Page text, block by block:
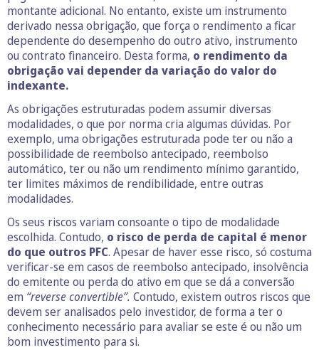
montante adicional. No entanto, existe um instrumento
derivado nessa obrigação, que força o rendimento a ficar
dependente do desempenho do outro ativo, instrumento
ou contrato financeiro. Desta forma, o rendimento da
obrigação vai depender da variação do valor do
indexante.
As obrigações estruturadas podem assumir diversas
modalidades, o que por norma cria algumas dúvidas. Por
exemplo, uma obrigações estruturada pode ter ou não a
possibilidade de reembolso antecipado, reembolso
automático, ter ou não um rendimento mínimo garantido,
ter limites máximos de rendibilidade, entre outras
modalidades.
Os seus riscos variam consoante o tipo de modalidade
escolhida. Contudo, o risco de perda de capital é menor
do que outros PFC. Apesar de haver esse risco, só costuma
verificar-se em casos de reembolso antecipado, insolvência
do emitente ou perda do ativo em que se dá a conversão
em “reverse convertible”. Contudo, existem outros riscos que
devem ser analisados pelo investidor, de forma a ter o
conhecimento necessário para avaliar se este é ou não um
bom investimento para si.